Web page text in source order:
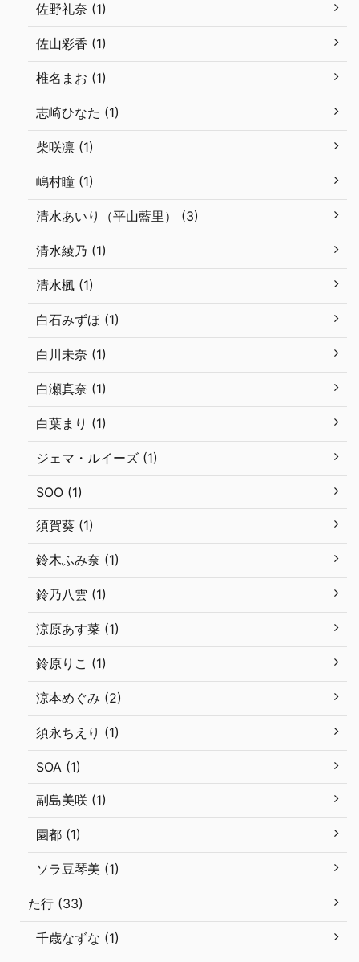
佐野礼奈 (1)
佐山彩香 (1)
椎名まお (1)
志崎ひなた (1)
柴咲凛 (1)
嶋村瞳 (1)
清水あいり（平山藍里） (3)
清水綾乃 (1)
清水楓 (1)
白石みずほ (1)
白川未奈 (1)
白瀬真奈 (1)
白葉まり (1)
ジェマ・ルイーズ (1)
SOO (1)
須賀葵 (1)
鈴木ふみ奈 (1)
鈴乃八雲 (1)
涼原あす菜 (1)
鈴原りこ (1)
涼本めぐみ (2)
須永ちえり (1)
SOA (1)
副島美咲 (1)
園都 (1)
ソラ豆琴美 (1)
た行 (33)
千歳なずな (1)